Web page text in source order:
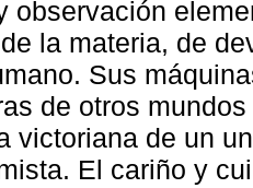
observación
la materia, de
Sus
de otros
victoriana de un
El cariño y